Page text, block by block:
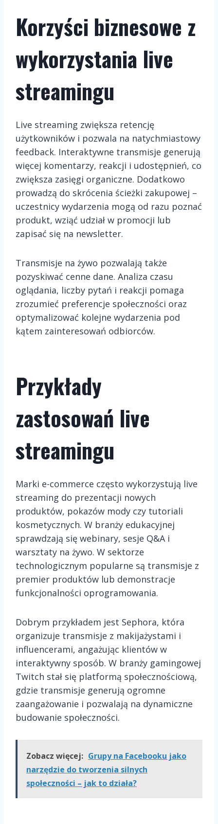
Korzyści biznesowe z
wykorzystania live
streamingu
Live streaming zwiększa retencję
użytkowników i pozwala na natychmiastowy
feedback. Interaktywne transmisje generują
więcej komentarzy, reakcji i udostępnień, co
zwiększa zasięgi organiczne. Dodatkowo
prowadzą do skrócenia ścieżki zakupowej –
uczestnicy wydarzenia mogą od razu poznać
produkt, wziąć udział w promocji lub
zapisać się na newsletter.
Transmisje na żywo pozwalają także
pozyskiwać cenne dane. Analiza czasu
oglądania, liczby pytań i reakcji pomaga
zrozumieć preferencje społeczności oraz
optymalizować kolejne wydarzenia pod
kątem zainteresowań odbiorców.
Przykłady
zastosowań live
streamingu
Marki e-commerce często wykorzystują live
streaming do prezentacji nowych
produktów, pokazów mody czy tutoriali
kosmetycznych. W branży edukacyjnej
sprawdzają się webinary, sesje Q&A i
warsztaty na żywo. W sektorze
technologicznym popularne są transmisje z
premier produktów lub demonstracje
funkcjonalności oprogramowania.
Dobrym przykładem jest Sephora, która
organizuje transmisje z makijażystami i
influencerami, angażując klientów w
interaktywny sposób. W branży gamingowej
Twitch stał się platformą społecznościową,
gdzie transmisje generują ogromne
zaangażowanie i pozwalają na dynamiczne
budowanie społeczności.
Zobacz więcej: Grupy na Facebooku jako
narzędzie do tworzenia silnych
społeczności – jak to działa?